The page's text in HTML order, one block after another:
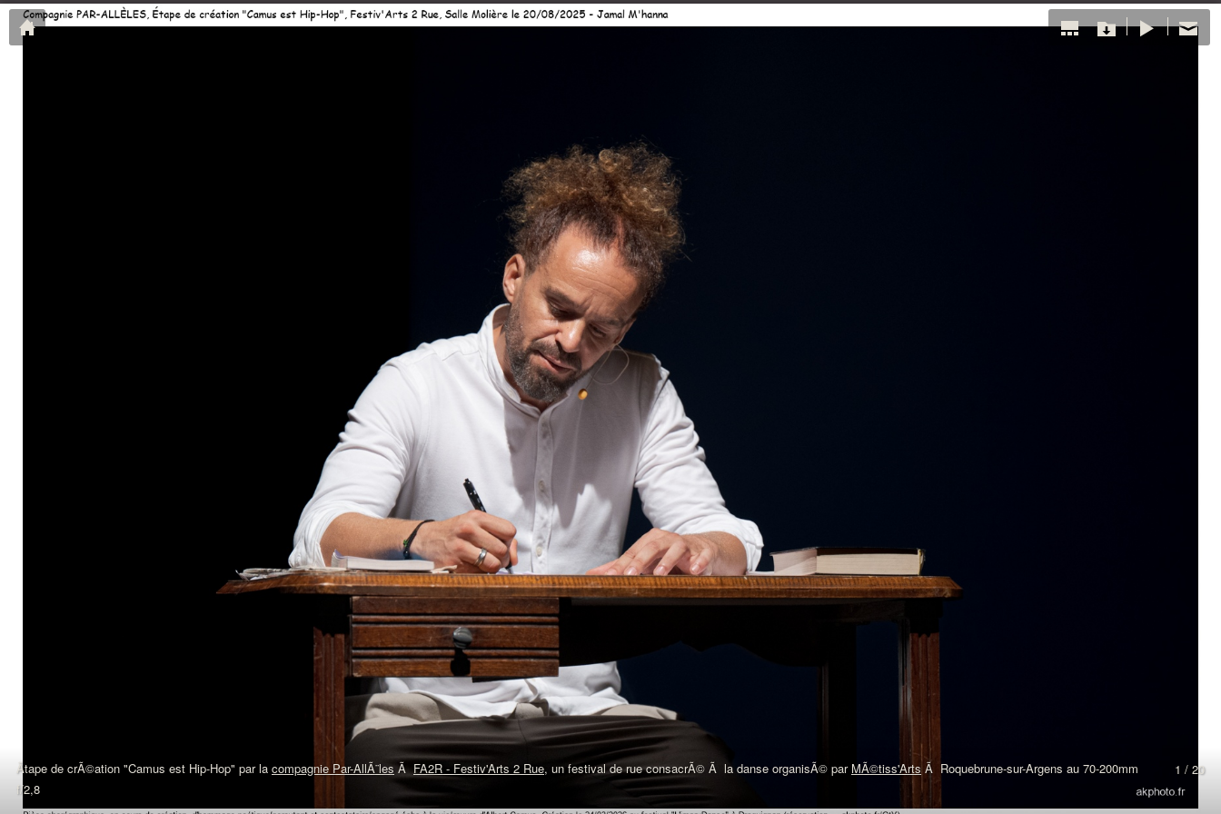
1 / 20
Ãtape de crÃ©ation "Camus est Hip-Hop" par la compagnie Par-AllÃ¨lesÃFA2R - Festiv'Arts 2 Rue, un festival de rue consacrÃ© Ã la danse organisÃ© par MÃ©tiss'ArtsÃ Roquebrune-sur-Argens au 70-200mm
f/2,8